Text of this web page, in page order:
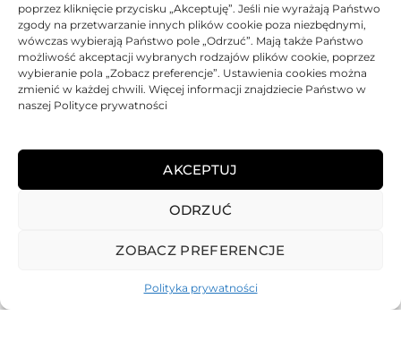
poprzez kliknięcie przycisku „Akceptuję”. Jeśli nie wyrażają Państwo
zgody na przetwarzanie innych plików cookie poza niezbędnymi,
wówczas wybierają Państwo pole „Odrzuć”. Mają także Państwo
możliwość akceptacji wybranych rodzajów plików cookie, poprzez
wybieranie pola „Zobacz preferencje”. Ustawienia cookies można
zmienić w każdej chwili. Więcej informacji znajdziecie Państwo w
naszej Polityce prywatności
AKCEPTUJ
ODRZUĆ
ZOBACZ PREFERENCJE
Polityka prywatności
BRAK
Oceniono